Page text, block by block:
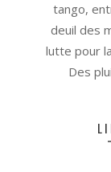
tango,
deuil des
lutte pour
Des